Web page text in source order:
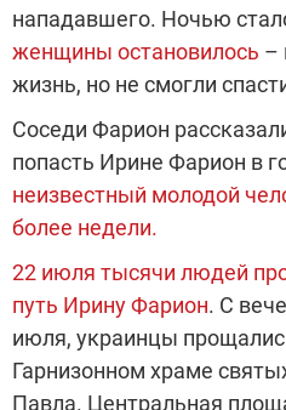
нападавшего. Ночью
женщины остановилось –
жизнь, но не смогли
Соседи Фарион
попасть Ирине Фарион в
неизвестный молодой
более недели.
22 июля тысячи людей
путь Ирину Фарион. С
июля, украинцы
Гарнизонном храме
Павла. Центральная